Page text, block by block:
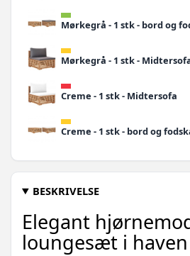
BESKRIVELSE
Elegant
loungesæt i haven
Mørkegrå - 1 stk - bord og
Mørkegrå - 1 stk -
Creme - 1 stk - Midtersofa
Creme - 1 stk - bord og